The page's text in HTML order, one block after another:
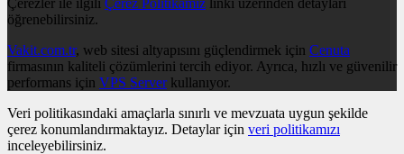
öğrenebilirsiniz.
Vakit.com.tr, web sitesi altyapısını güçlendirmek için Cenuta
firmasının kaliteli çözümlerini tercih ediyor. Ayrıca, hızlı ve güvenilir
performans için VPS Serverkullanıyor.
Veri politikasındaki amaçlarla sınırlı ve mevzuata uygun şekilde
çerez konumlandırmaktayız. Detaylar için veri politikamızı
inceleyebilirsiniz.